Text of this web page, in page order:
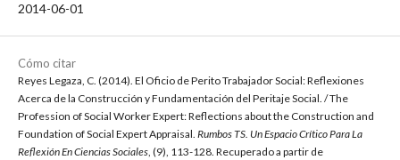
2014-06-01
Cómo citar
Reyes Legaza, C. (2014). El Oficio de Perito Trabajador Social: Reflexiones
Acerca de la Construcción y Fundamentación del Peritaje Social. / The
Profession of Social Worker Expert: Reflections about the Construction and
Foundation of Social Expert Appraisal. Rumbos TS. Un Espacio Crítico Para La
Reflexión En Ciencias Sociales, (9), 113-128. Recuperado a partir de